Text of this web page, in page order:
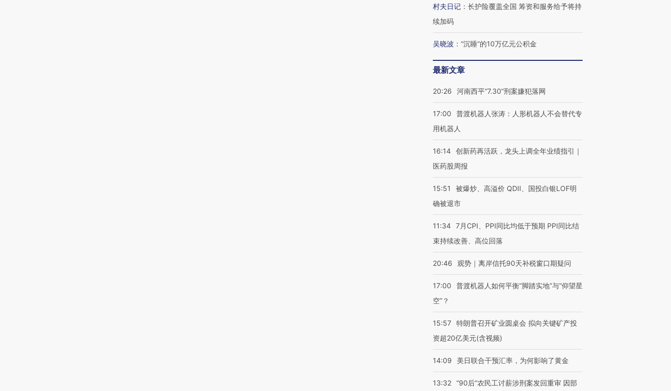
村夫日记 ： 长护险覆盖全国 筹资和服务给予将持
续加码
吴晓波 ： “沉睡”的10万亿元公积金
最新文章
20:26 河南西平“7.30”刑案嫌犯落网
17:00
普渡机器人张涛：人形机器人不会替代专
用机器人
16:14 创新药再活跃，龙头上调全年业绩指引｜
医药股周报
15:51
被爆炒、高溢价 QDII、国投白银LOF明
确被退市
11:34 7月CPI、PPI同比均低于预期 PPI同比结
束持续改善、高位回落
20:46 观势｜离岸信托90天补税窗口期疑问
17:00
普渡机器人如何平衡“脚踏实地”与“仰望星
空”？
15:57 特朗普召开矿业圆桌会 拟向关键矿产投
资超20亿美元(含视频)
14:09 美日联合干预汇率，为何影响了黄金
13:32 “90后”农民工讨薪涉刑案发回重审 因部